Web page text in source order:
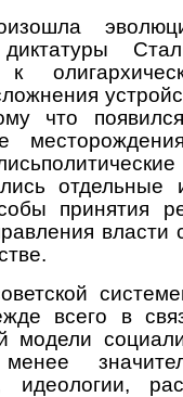
что
отдельные
принятия
власти
всего в
модели
идеологии,